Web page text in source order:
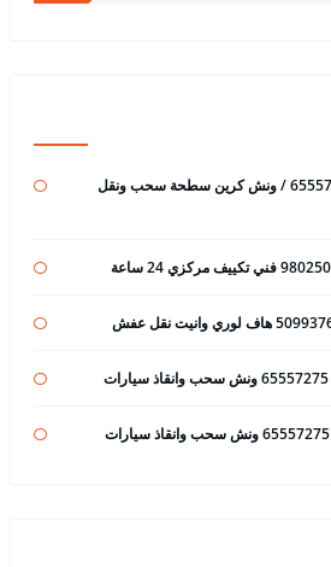
ونش ابو حليفة رقم / 65557275 / ونش كرين سطحة سحب ونقل